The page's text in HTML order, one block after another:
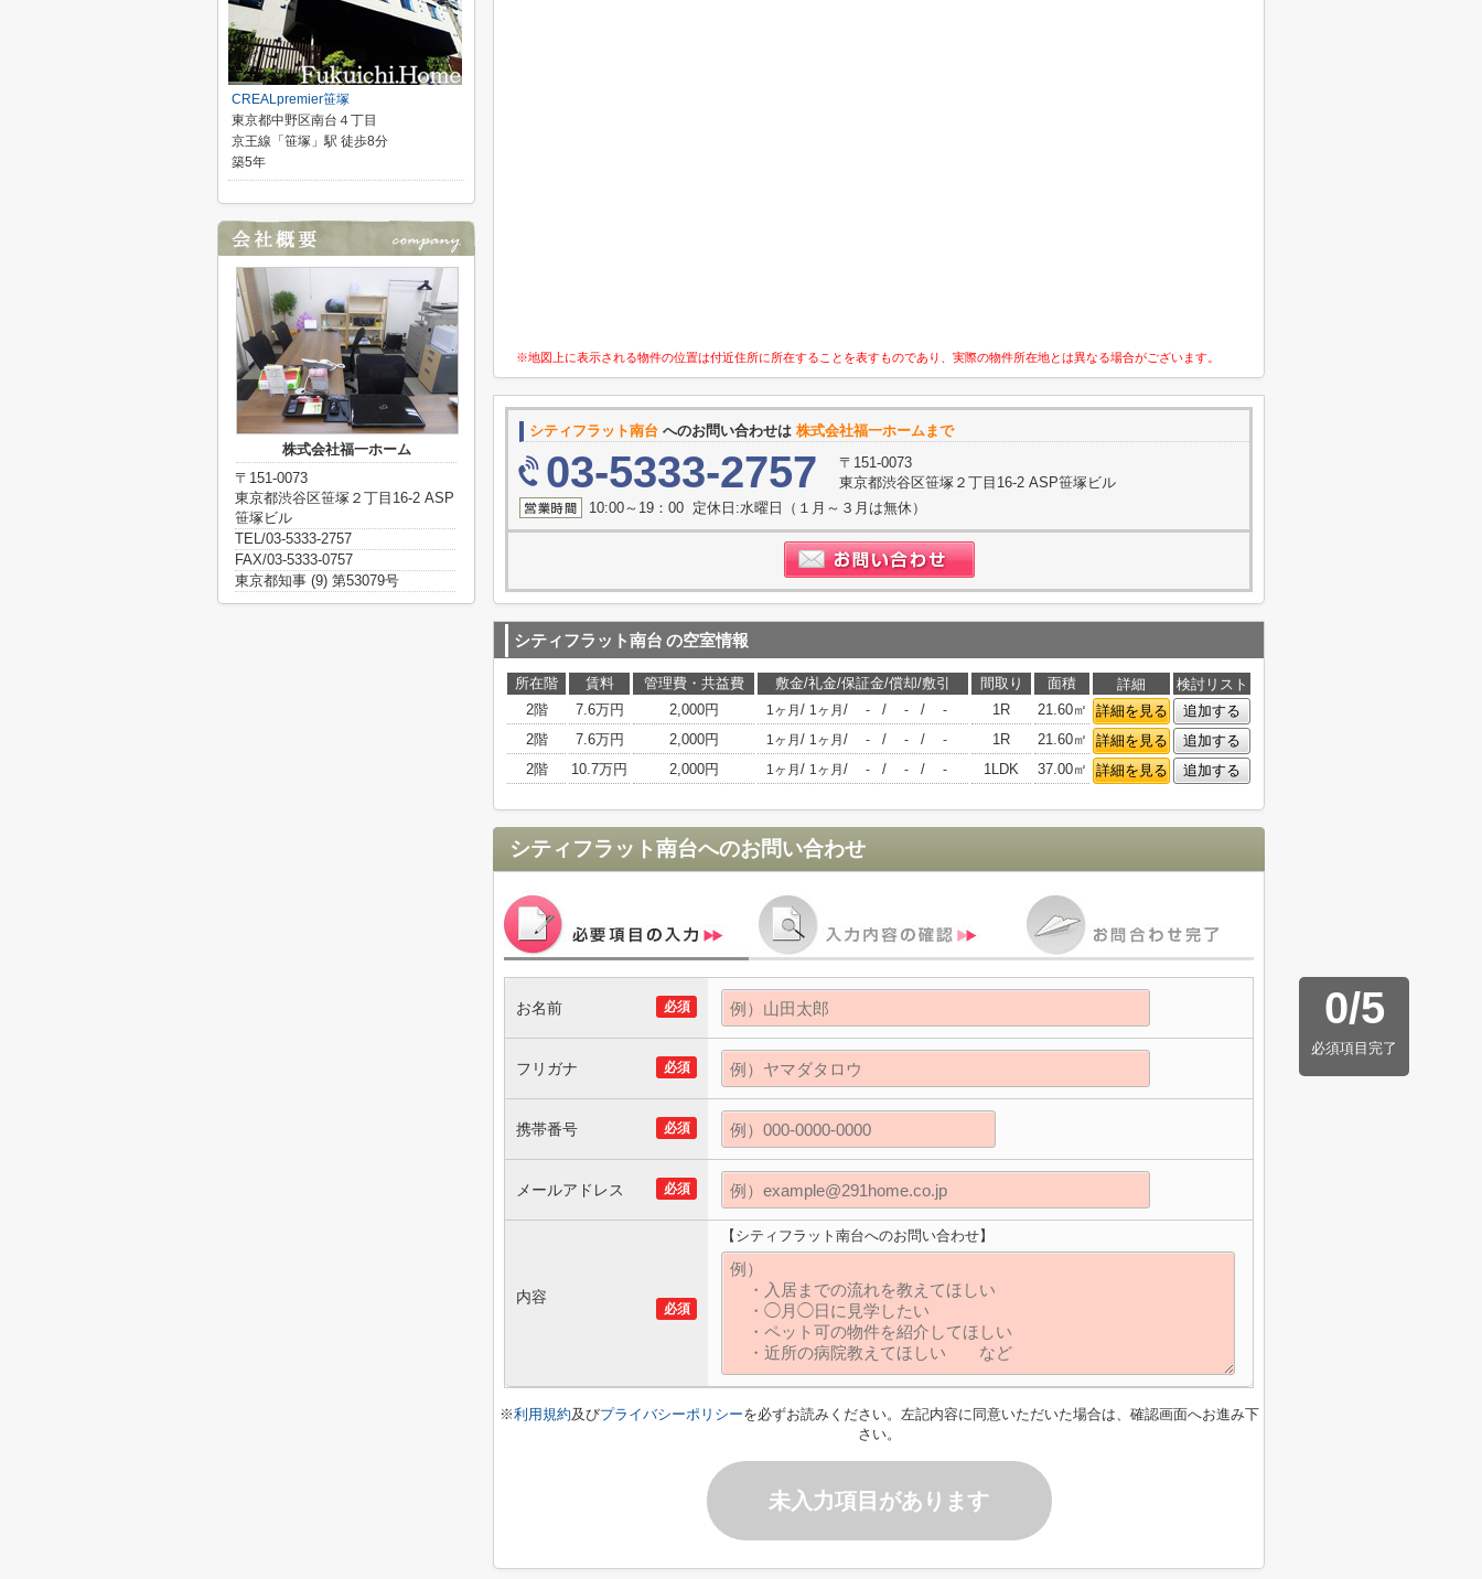
※地図上に表示される物件の位置は付近住所に所在することを表すものであり、実際の物件所在地とは異なる場合がございます。
シティフラット南台 へのお問い合わせは 株式会社福一ホームまで
03-5333-2757
〒151-0073
東京都渋谷区笹塚２丁目16-2 ASP笹塚ビル
10:00～19：00 定休日:水曜日（１月～３月は無休）
シティフラット南台 の空室情報
所在階 賃料 管理費・共益費 敷金/礼金/保証金/償却/敷引 間取り 面積 詳細
検討リスト
2階
7.6万円 2,000円 1ヶ月 / 1ヶ月 / - / - / - 1R 21.60㎡ 詳細を見る
追加する
2階
7.6万円 2,000円 1ヶ月 / 1ヶ月 / - / - / - 1R 21.60㎡ 詳細を見る
追加する
2階
10.7万円 2,000円 1ヶ月 / 1ヶ月 / - / - / - 1LDK 37.00㎡ 詳細を見る 追加する
シティフラット南台へのお問い合わせ
0/5
必須項目完了
必須
お名前
必須
フリガナ
必須
携帯番号
必須
メールアドレス
必須
内容
【シティフラット南台へのお問い合わせ】
※利用規約及びプライバシーポリシーを必ずお読みください。左記内容に同意いただいた場合は、確認画面へお進み下
さい。
未入力項目があります
CREALpremier笹塚
東京都中野区南台４丁目
京王線「笹塚」駅 徒歩8分
築5年
株式会社福一ホーム
〒151-0073
東京都渋谷区笹塚２丁目16-2 ASP
笹塚ビル
TEL/03-5333-2757
FAX/03-5333-0757
東京都知事 (9) 第53079号